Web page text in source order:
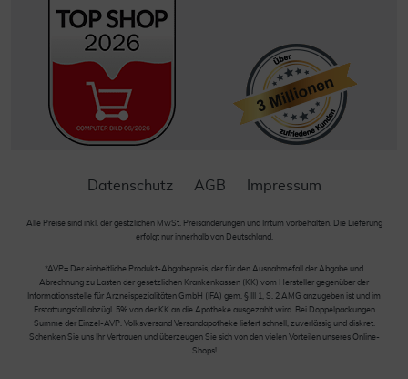
Datenschutz AGB Impressum
Alle Preise sind inkl. der gestzlichen MwSt. Preisänderungen und Irrtum vorbehalten. Die Lieferung
erfolgt nur innerhalb von Deutschland.
*AVP= Der einheitliche Produkt-Abgabepreis, der für den Ausnahmefall der Abgabe und
Abrechnung zu Lasten der gesetzlichen Krankenkassen (KK) vom Hersteller gegenüber der
Informationsstelle für Arzneispezialitäten GmbH (IFA) gem. § III 1, S. 2 AMG anzugeben ist und im
Erstattungsfall abzügl. 5% von der KK an die Apotheke ausgezahlt wird. Bei Doppelpackungen
Summe der Einzel-AVP. Volksversand Versandapotheke liefert schnell, zuverlässig und diskret.
Schenken Sie uns Ihr Vertrauen und überzeugen Sie sich von den vielen Vorteilen unseres Online-
Shops!